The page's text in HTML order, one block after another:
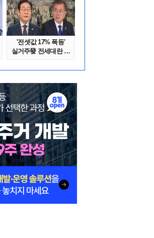
'전셋값 17% 폭등'
실거주發 전세대란 또